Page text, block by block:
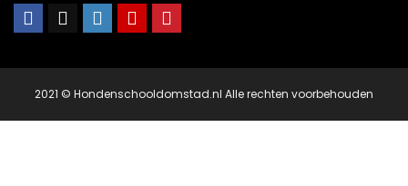
2021 © Hondenschooldomstad.nl Alle rechten voorbehouden